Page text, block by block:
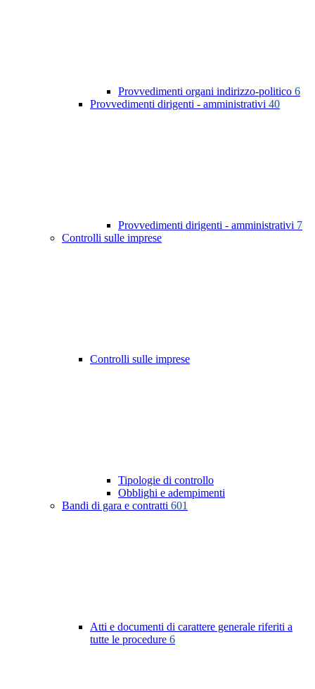
Provvedimenti organi indirizzo-politico 6
Provvedimenti dirigenti - amministrativi 40
Provvedimenti dirigenti - amministrativi 7
Controlli sulle imprese
Controlli sulle imprese
Tipologie di controllo
Obblighi e adempimenti
Bandi di gara e contratti 601
Atti e documenti di carattere generale riferiti a
tutte le procedure 6